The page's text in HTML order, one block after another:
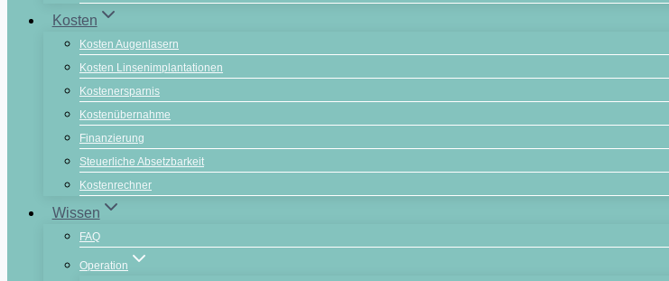
Kosten
Kosten Augenlasern
Kosten Linsenimplantationen
Kostenersparnis
Kostenübernahme
Finanzierung
Steuerliche Absetzbarkeit
Kostenrechner
Wissen
FAQ
Operation